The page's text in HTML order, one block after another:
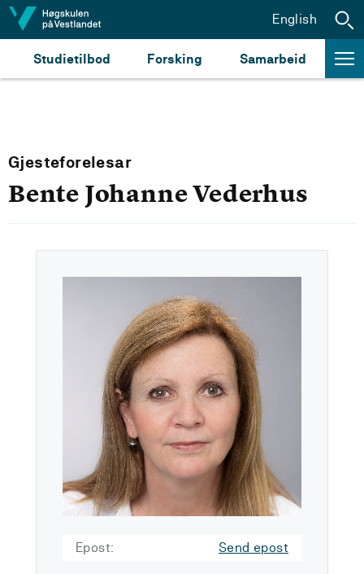
Hopp til innhald
Studietilbod Forsking Samarbeid
English
Gjesteforelesar
Bente Johanne Vederhus
Epost: Send epost